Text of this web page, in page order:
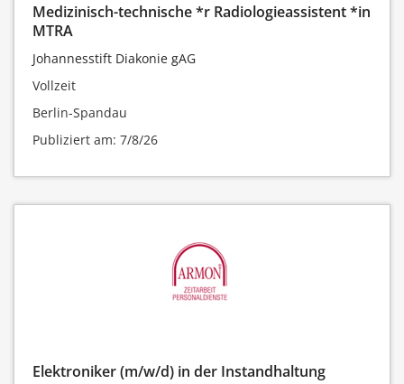
Medizinisch-technische *r Radiologieassistent *in
MTRA
Johannesstift Diakonie gAG
Vollzeit
Berlin-Spandau
Publiziert am: 7/8/26
Elektroniker (m/w/d) in der Instandhaltung